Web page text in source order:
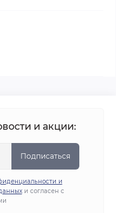
и акции:
Подписаться
и
и согласен с